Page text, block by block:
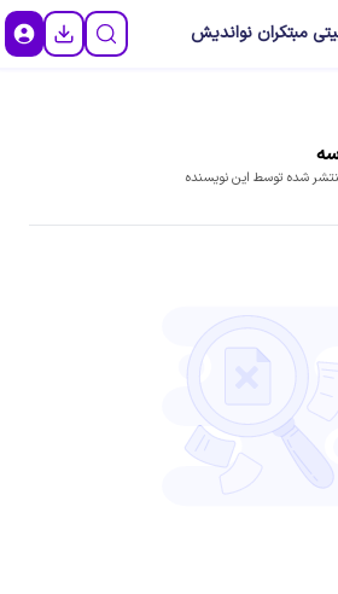
مبتکران نواندیش
شده توسط این نویسنده